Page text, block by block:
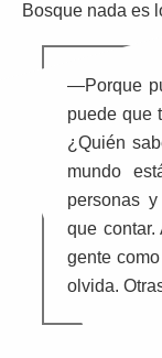
Bosque nada es
—Porque
puede que
¿Quién
mundo
personas
que
gente
olvida.